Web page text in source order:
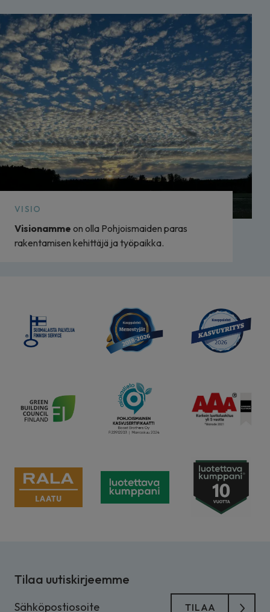
VISIO
Visionamme on olla Pohjoismaiden paras
rakentamisen kehittäjä ja työpaikka.
Tilaa uutiskirjeemme